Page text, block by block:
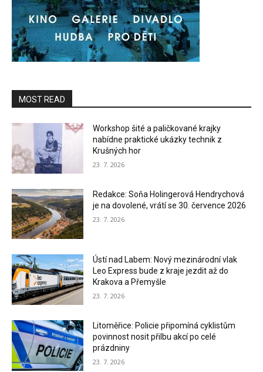
MOST READ
Workshop šité a paličkované krajky
nabídne praktické ukázky technik z
Krušných hor
23. 7. 2026
Redakce: Soňa Holingerová Hendrychová
je na dovolené, vrátí se 30. července 2026
23. 7. 2026
Ústí nad Labem: Nový mezinárodní vlak
Leo Express bude z kraje jezdit až do
Krakova a Přemyšle
23. 7. 2026
Litoměřice: Policie připomíná cyklistům
povinnost nosit přilbu akcí po celé
prázdniny
23. 7. 2026